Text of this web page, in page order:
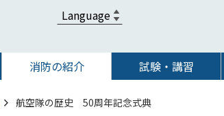
消防の紹介 試験・講習
航空隊の歴史 50周年記念式典